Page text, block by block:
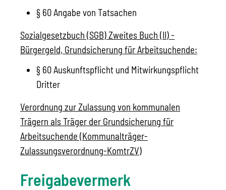
§ 60 Angabe von Tatsachen
Sozialgesetzbuch (SGB) Zweites Buch (II) -
Bürgergeld, Grundsicherung für Arbeitsuchende:
§ 60 Auskunftspflicht und Mitwirkungspflicht
Dritter
Verordnung zur Zulassung von kommunalen
Trägern als Träger der Grundsicherung für
Arbeitsuchende (Kommunalträger-
Zulassungsverordnung-KomtrZV)
Freigabevermerk